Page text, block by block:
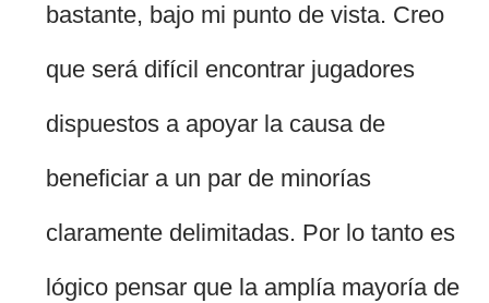
bastante, bajo mi punto de vista. Creo
que será difícil encontrar jugadores
dispuestos a apoyar la causa de
beneficiar a un par de minorías
claramente delimitadas. Por lo tanto es
lógico pensar que la amplía mayoría de